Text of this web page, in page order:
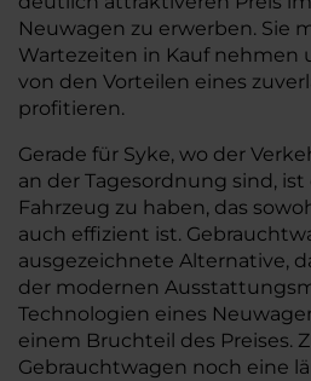
Neuwagen zu erwerben. Sie
Wartezeiten in Kauf nehmen
von den Vorteilen eines
profitieren.
Gerade für Syke, wo der
an der Tagesordnung sind,
Fahrzeug zu haben, das
auch effizient ist.
ausgezeichnete Alternative,
der modernen
Technologien eines
einem Bruchteil des Preises.
Gebrauchtwagen noch eine